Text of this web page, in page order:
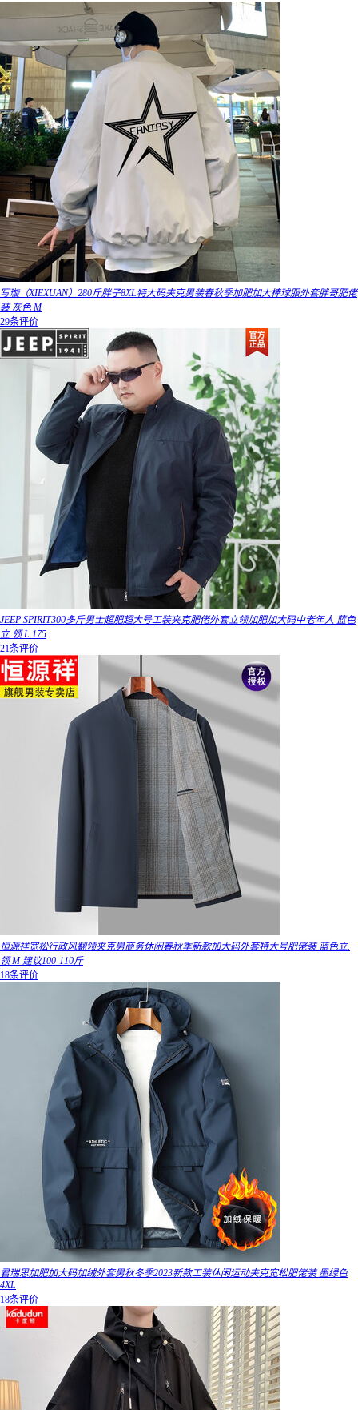
写璇（XIEXUAN）280斤胖子8XL特大码夹克男装春秋季加肥加大棒球服外套胖哥肥佬
装 灰色 M
29条评价
JEEP SPIRIT300多斤男士超肥超大号工装夹克肥佬外套立领加肥加大码中老年人 蓝色
立 领 L 175
21条评价
恒源祥宽松行政风翻领夹克男商务休闲春秋季新款加大码外套特大号肥佬装 蓝色立.
领 M 建议100-110斤
18条评价
君瑞思加肥加大码加绒外套男秋冬季2023新款工装休闲运动夹克宽松肥佬装 墨绿色
4XL
18条评价